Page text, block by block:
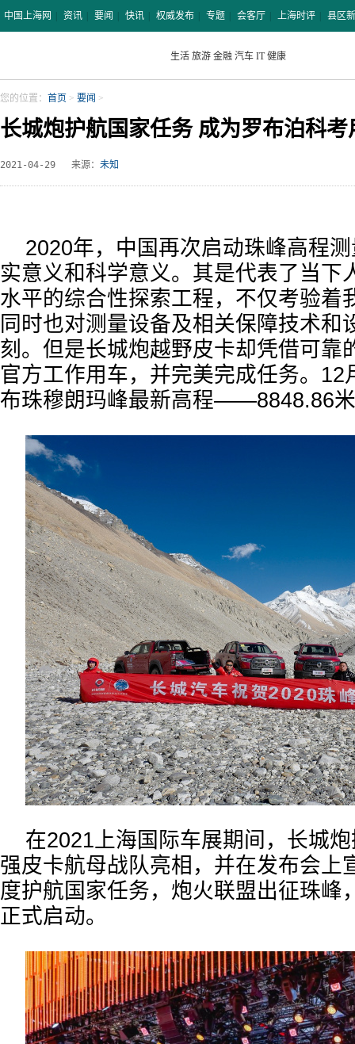
中国上海网 资讯 要闻 快讯 权威发布 专题 会客厅 上海时评 县区
生活 旅游 金融 汽车 IT 健康
您的位置： 首页 > 要闻 >
长城炮护航国家任务 成为罗布泊科考
2021-04-29 来源： 未知
2020年，中国再次启动珠峰高程
实意义和科学意义。其是代表了当下
水平的综合性探索工程，不仅考验着
同时也对测量设备及相关保障技术和
刻。但是长城炮越野皮卡却凭借可靠
官方工作用车，并完美完成任务。12
布珠穆朗玛峰最新高程——8848.86
在2021上海国际车展期间，长城炮
强皮卡航母战队亮相，并在发布会上
度护航国家任务，炮火联盟出征珠峰
正式启动。